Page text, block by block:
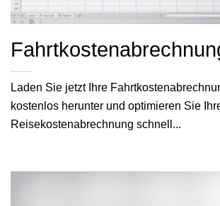
Laden Sie jetzt Ihre
kostenlos herunter und optimieren Sie
Reisekostenabrechnung schnell...